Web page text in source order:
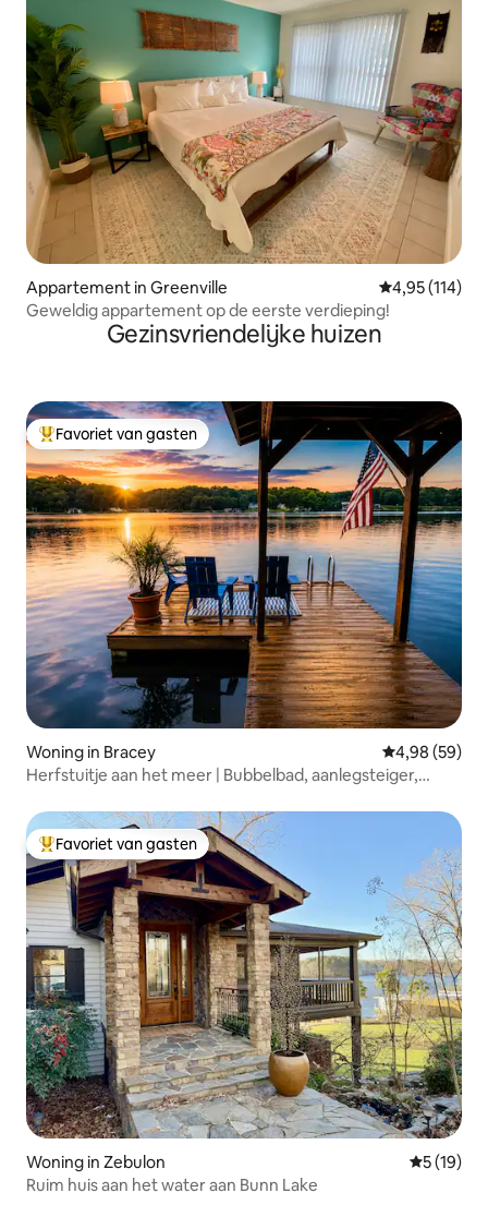
Appartement in Greenville Gemiddelde
4,95 (114)
Geweldig appartement op de eerste verdieping!
Gezinsvriendelijke huizen
Topfavoriet van gasten
Favoriet van gasten
Woning in Bracey Gemiddelde
4,98 (59)
Herfstuitje aan het meer | Bubbelbad, aanlegsteiger,
Topfavoriet van gasten
Favoriet van gasten
Woning in Zebulon
5 (19)
Ruim huis aan het water aan Bunn Lake